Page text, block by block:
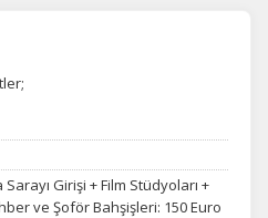
Girişi + Film Stüdyoları +
ve Şoför Bahşişleri: 150 Euro